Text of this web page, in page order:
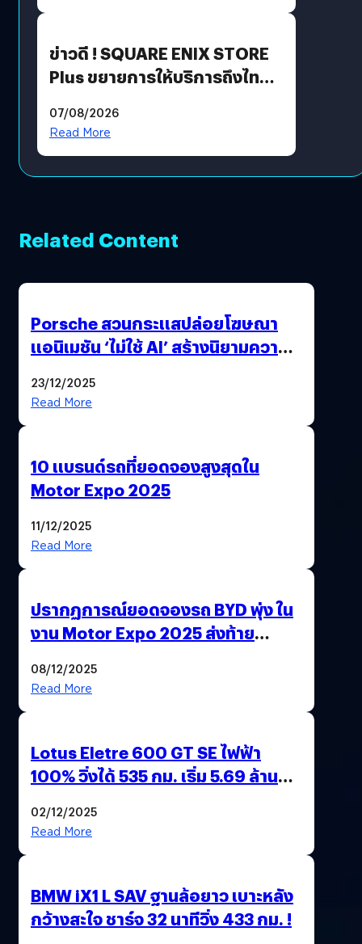
ข่าวดี ! SQUARE ENIX STORE
Plus ขยายการให้บริการถึงไทย
โดยตรง
07/08/2026
Read More
Related Content
Porsche สวนกระแสปล่อยโฆษณา
แอนิเมชัน ‘ไม่ใช้ AI’ สร้างนิยามความ
23/12/2025
Read More
10 แบรนด์รถที่ยอดจองสูงสุดใน
Motor Expo 2025
11/12/2025
Read More
ปรากฏการณ์ยอดจองรถ BYD พุ่ง ใน
งาน Motor Expo 2025 ส่งท้าย
08/12/2025
Read More
Lotus Eletre 600 GT SE ไฟฟ้า
100% วิ่งได้ 535 กม. เริ่ม 5.69 ล้าน
02/12/2025
Read More
BMW iX1 L SAV ฐานล้อยาว เบาะหลัง
กว้างสะใจ ชาร์จ 32 นาทีวิ่ง 433 กม. !